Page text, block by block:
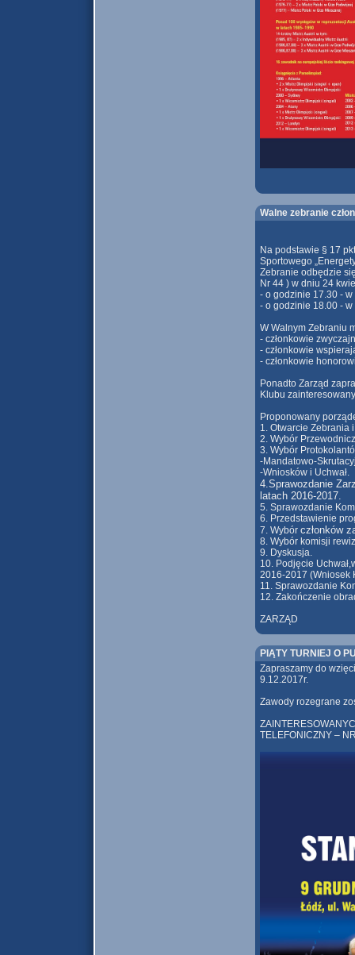
Walne zebranie
Na podstawie § 17
Sportowego
Zebranie odbędzie
Nr 44 ) w dniu 24
- o godzinie 17.30 -
- o godzinie 18.00 -
W Walnym Zebraniu
- członkowie
- członkowie
- członkowie
Ponadto Zarząd
Klubu
Proponowany
1. Otwarcie Zebrania
2. Wybór
3. Wybór
-Mandatowo-
-Wniosków i Uchwał.
4.Sprawozdanie
latach 2016-2017.
5. Sprawozdanie
6. Przedstawienie
7. Wybór członków
8. Wybór komisji
9. Dyskusja.
10. Podjęcie
2016-2017 (Wniosek
11. Sprawozdanie
12. Zakończenie
ZARZĄD
PIĄTY TURNIEJ O
Zapraszamy do
9.12.2017r.
Zawody rozegrane
TELEFONICZNY –